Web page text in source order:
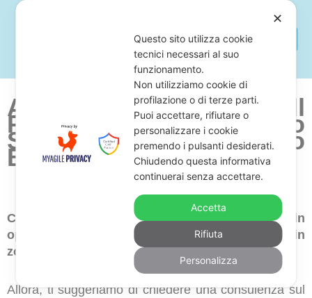
Avvocato Per Fermare Il
Pignoramento Dello
Stipendio a San Martino
Buon Albergo
Cerchi uno studio legale di avvocati esperti in
opposizione al pignoramento dello stipendio in
zona San Martino Buon Albergo?
Allora, ti suggeriamo di chiedere una consulenza sul
✕
Questo sito utilizza cookie
tecnici necessari al suo
funzionamento.
Non utilizziamo cookie di
profilazione o di terze parti.
Puoi accettare, rifiutare o
personalizzare i cookie
premendo i pulsanti desiderati.
Chiudendo questa informativa
continuerai senza accettare.
Accetta
Rifiuta
Personalizza